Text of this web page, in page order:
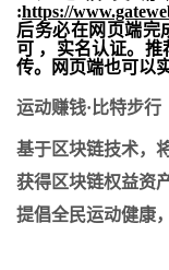
:https://
后务必在网页端完
可 ，实名认证。推
传。网页端也可以
运动赚钱·比特步行
基于区块链技术，
获得区块链权益资
提倡全民运动健康